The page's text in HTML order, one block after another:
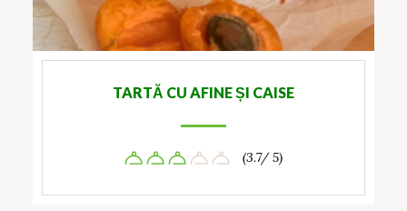
TARTĂ CU AFINE ȘI CAISE
(3.7/ 5)